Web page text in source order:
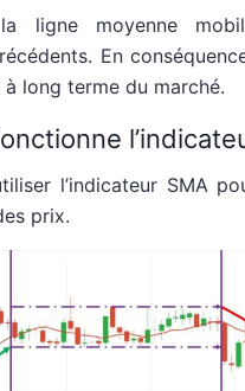
ligne moyenne
En
long terme du marché.
l’indicateur SMA
prix.